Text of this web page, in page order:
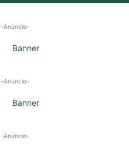
-Anúncio-
-Anúncio-
-Anúncio-